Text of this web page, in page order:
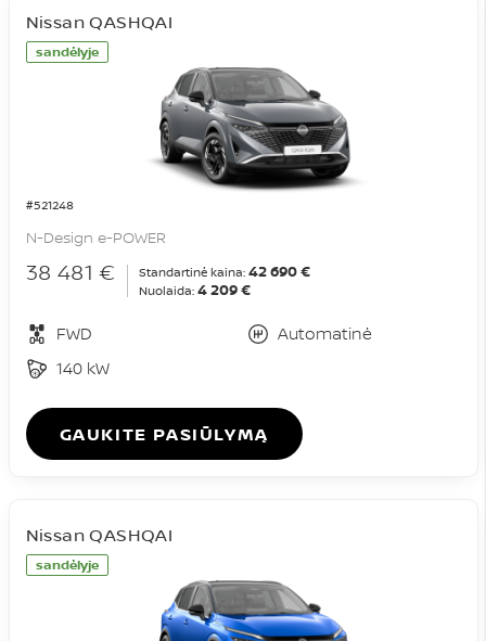
sandėlyje
#521248
Nissan QASHQAI
N-Design e-POWER
38 481 € Standartinė kaina: 42 690 €
Nuolaida: 4 209 €
FWD
Automatinė
140 kW
GAUKITE PASIŪLYMĄ
sandėlyje
Nissan QASHQAI